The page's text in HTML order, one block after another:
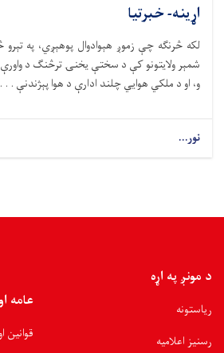
اړینه- خبرتیا
لکه څرنګه چې زموږ هېوادوال پوهېږي، په
شمېر ولایتونو کې د سختې یخنۍ ترڅنګ د واورې
و، او د ملکي هوايي چلند ادارې د هوا پېژندنې . . .
نور...
د مونږ په اړه
ریاستونه
رسنیز اعلامیه
عامه
قوانین